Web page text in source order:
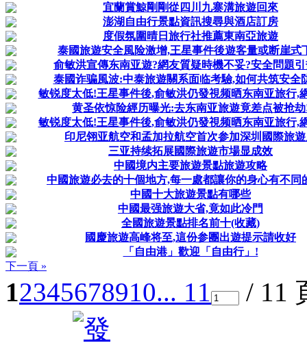
宜蘭賞鯨剛剛從四川九寨溝旅遊回來
澎湖自由行景點資訊搜尋與酒店訂房
度假氛圍晴日旅行社推薦東南亞旅遊
泰國旅遊安全風险激增,王星事件後遊客量或断崖式
俞敏洪宣傳东南亚遊?網友質疑時機不妥?安全問題
泰國诈骗風波:中泰旅遊關系面临考驗,如何共筑安全
敏锐度太低!王星事件後,俞敏洪仍發視频晒东南亚旅行,
黄圣依惊险經历曝光:去东南亚旅遊竟差点被抢
敏锐度太低!王星事件後,俞敏洪仍發視频晒东南亚旅行,
印尼翎亚航空和孟加拉航空首次参加深圳國際旅
三亚持续拓展國際旅遊市場显成效
中國境内主要旅遊景點旅遊攻略
中國旅遊必去的十個地方,每一處都讓你的身心有不同
中國十大旅遊景點有哪些
中國最强旅遊大省,竟如此冷門
全國旅遊景點排名前十(收藏)
國慶旅遊高峰将至,這份参團出遊提示請收好
「自由港」歡迎「自由行」!
下一頁 »
12345678910... 11 / 11